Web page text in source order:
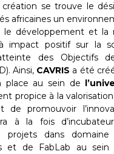
création se trouve le
africaines un
le développement et la
impact positif sur la
des Objectifs
Ainsi, CAVRIS a été
place au sein de
propice à la
de promouvoir
à la fois
projets dans
et de FabLab au